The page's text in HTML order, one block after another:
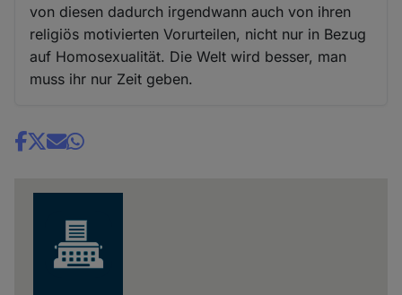
von diesen dadurch irgendwann auch von ihren
religiös motivierten Vorurteilen, nicht nur in Bezug
auf Homosexualität. Die Welt wird besser, man
muss ihr nur Zeit geben.
Share